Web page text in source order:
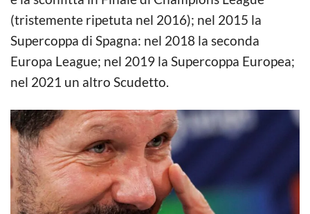
(tristemente ripetuta nel 2016); nel 2015 la
Supercoppa di Spagna: nel 2018 la seconda
Europa League; nel 2019 la Supercoppa Europea;
nel 2021 un altro Scudetto.